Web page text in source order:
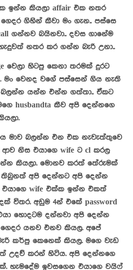
ඉන්න කියලා affair එක නතර
ගිහින් කීවා මං ගැන.. පස්සෙ
ගන්නව බයිනවා.. දවස ගානේම
නතර කර ගන්න බැරි උනා..
වෙලා හිටපු කෙනා තරමක් දුරට
වෙනද වගේ පස්සෙන් ගිය නැති
බලන්න යන්න එන්න ගත්තා.. ඒකට
husbandta කීව අපි දෙන්නගෙ
මාව බලන්න එන එක නැවැත්තුවෙ
නිස එයාගෙ wife ට cl කරල
කියලා. මොනව කරත් තේරුමක්
තිබුනත් අපි දෙන්නට අපි දෙන්න
එයාගෙ wife එක්ක ඉන්න එකත්
විතර. අඩුම 4න් එකේ password
හොදටම දන්නවා අපි දෙන්න
යනව එනව කියල. අපේ
කර්පු කෙනෙක් කියල. මගෙ වැඩ
උදව් කරන් හිටිය. අපි දෙන්නගෙ
හැමදේම ඉවසගෙන එයාගෙ වයිෆ්